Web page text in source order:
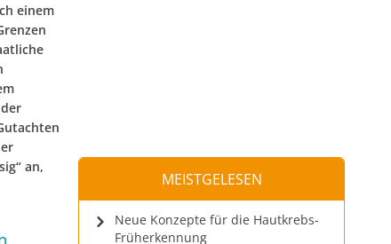
einem
an,
MEISTGELESEN
Neue Konzepte für die Hautkrebs-
Früherkennung